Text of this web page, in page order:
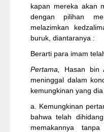
kapan mereka akan
dengan pilihan
melazimkan
buruk, diantaranya :
Berarti para imam
Pertama,
Hasan bin
meninggal dalam
kemungkinan yang
a. Kemungkinan
bahwa telah
memakannya